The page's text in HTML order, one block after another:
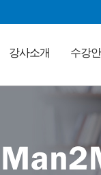
강사소개 수강